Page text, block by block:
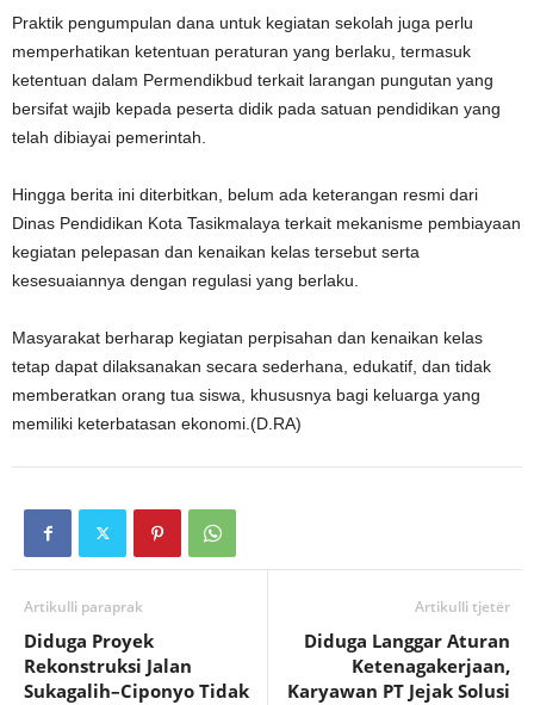
Praktik pengumpulan dana untuk kegiatan sekolah juga perlu
memperhatikan ketentuan peraturan yang berlaku, termasuk
ketentuan dalam Permendikbud terkait larangan pungutan yang
bersifat wajib kepada peserta didik pada satuan pendidikan yang
telah dibiayai pemerintah.
Hingga berita ini diterbitkan, belum ada keterangan resmi dari
Dinas Pendidikan Kota Tasikmalaya terkait mekanisme pembiayaan
kegiatan pelepasan dan kenaikan kelas tersebut serta
kesesuaiannya dengan regulasi yang berlaku.
Masyarakat berharap kegiatan perpisahan dan kenaikan kelas
tetap dapat dilaksanakan secara sederhana, edukatif, dan tidak
memberatkan orang tua siswa, khususnya bagi keluarga yang
memiliki keterbatasan ekonomi.(D.RA)
Artikulli paraprak
Diduga Proyek
Rekonstruksi Jalan
Sukagalih–Ciponyo Tidak
Artikulli tjetër
Diduga Langgar Aturan
Ketenagakerjaan,
Karyawan PT Jejak Solusi